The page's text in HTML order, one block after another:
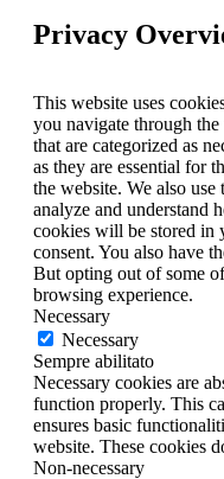
Privacy
This website uses
you navigate through
that are categorized as
as they are essential for
the website. We also
analyze and understand
cookies will be stored
consent. You also have
But opting out of some
browsing experience.
Necessary
Necessary
Sempre abilitato
Necessary cookies are
function properly. This
ensures basic
website. These cookies
Non-necessary